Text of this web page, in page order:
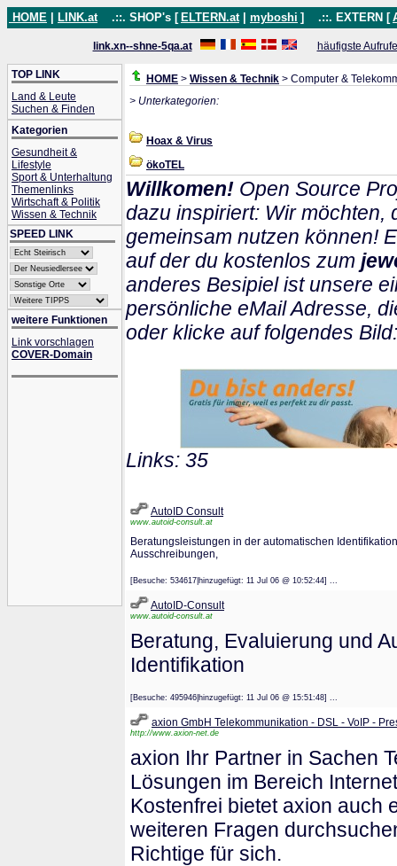
HOME LINK.at .::. SHOP's [ ELTERN.at myboshi ] .::. EXTERN [
link.xn--shne-5qa.at häufigste Aufrufe
TOP LINK
Land & Leute
Suchen & Finden
Kategorien
Gesundheit &
Lifestyle
Sport & Unterhaltung
Themenlinks
Wirtschaft & Politik
Wissen & Technik
SPEED LINK
weitere Funktionen
Link vorschlagen
COVER-Domain
HOME > Wissen & Technik > Computer &
> Unterkategorien:
Hoax & Virus
ökoTEL
Willkomen! Open Source
dazu inspiriert: Wir möchten,
gemeinsam nutzen können!
auf der du kostenlos zum
anderes Besipiel ist unsere
persönliche eMail Adresse,
oder klicke auf folgendes Bild:
Links: 35
AutoID Consult
www.autoid-consult.at
Beratungsleistungen in der automatischen
Ausschreibungen,
[Besuche: 534617|hinzugefügt: 11 Jul 06 @ 10:52:44] ...
AutoID-Consult
www.autoid-consult.at
Beratung, Evaluierung und
Identifikation
[Besuche: 495946|hinzugefügt: 11 Jul 06 @ 15:51:48] ...
axion GmbH Telekommunikation - DSL - VoIP -
http://www.axion-net.de
axion Ihr Partner in Sachen
Lösungen im Bereich
Kostenfrei bietet axion auch
weiteren Fragen
Richtige für sich.